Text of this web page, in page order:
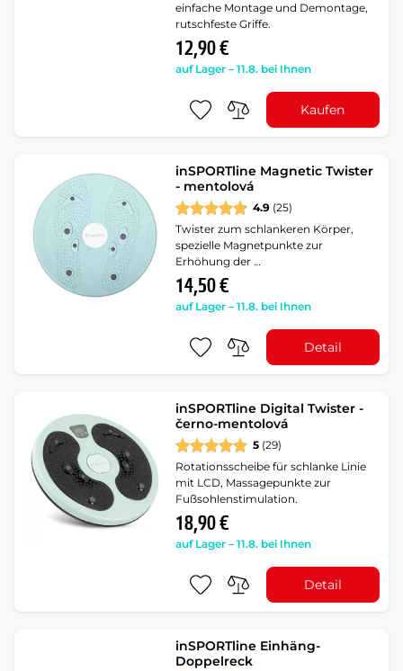
einfache Montage und Demontage,
rutschfeste Griffe.
12,90 €
auf Lager – 11.8. bei Ihnen
Kaufen
inSPORTline Magnetic Twister
- mentolová
4.9 (25)
Twister zum schlankeren Körper,
spezielle Magnetpunkte zur
Erhöhung der …
14,50 €
auf Lager – 11.8. bei Ihnen
Detail
inSPORTline Digital Twister -
černo-mentolová
5 (29)
Rotationsscheibe für schlanke Linie
mit LCD, Massagepunkte zur
Fußsohlenstimulation.
18,90 €
auf Lager – 11.8. bei Ihnen
Detail
inSPORTline Einhäng-
Doppelreck